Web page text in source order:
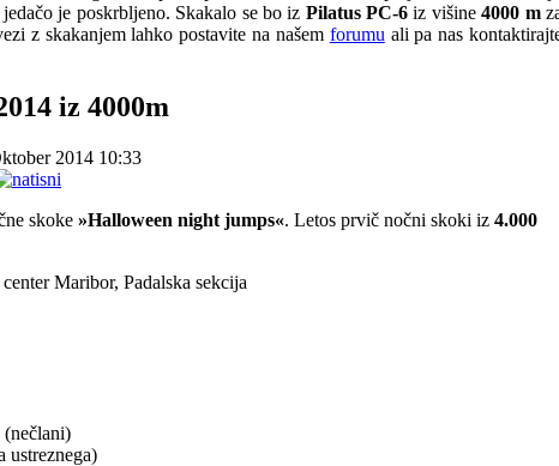
je poskrbljeno. Skakalo se bo iz Pilatus PC-6 iz višine4000 m
z skakanjem lahko postavite na našem forumu ali pa nas
iz 4000m
2014 10:33
skoke »Halloween night jumps«. Letos prvič nočni skoki iz 4.000
Maribor, Padalska sekcija
ustreznega)